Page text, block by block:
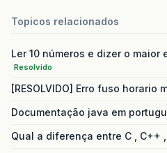
Topicos relacionados
Ler 10 números e dizer o maior
Resolvido
[RESOLVIDO] Erro fuso horario
Documentação java em
Qual a diferença entre C , C++